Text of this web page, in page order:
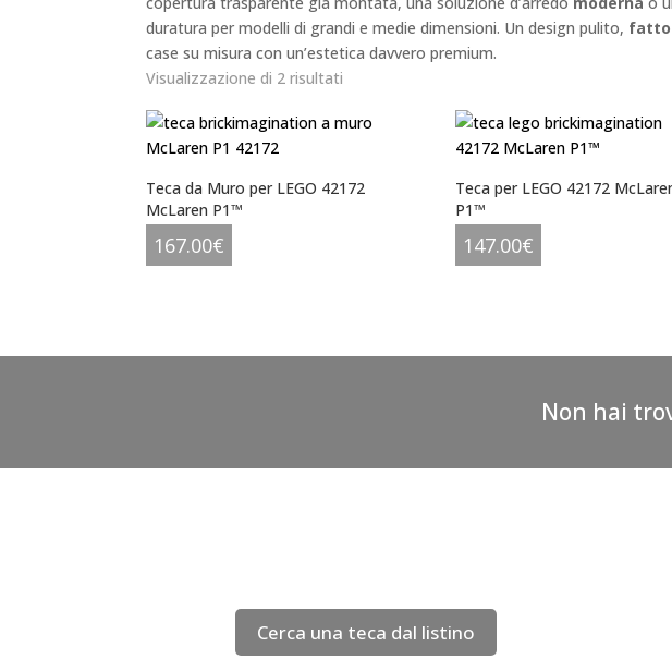
duratura per modelli di grandi e medie dimensioni. Un design pulito, fatto
case su misura con un’estetica davvero premium.
Visualizzazione di 2 risultati
Teca da Muro per LEGO 42172
McLaren P1™
167.00€
Teca per LEGO 42172
P1™
147.00€
Non hai
Cerca una teca dal listino